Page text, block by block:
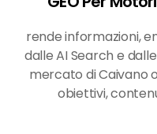
rende informazioni,
dalle AI Search e
mercato di Caivano
obiettivi,